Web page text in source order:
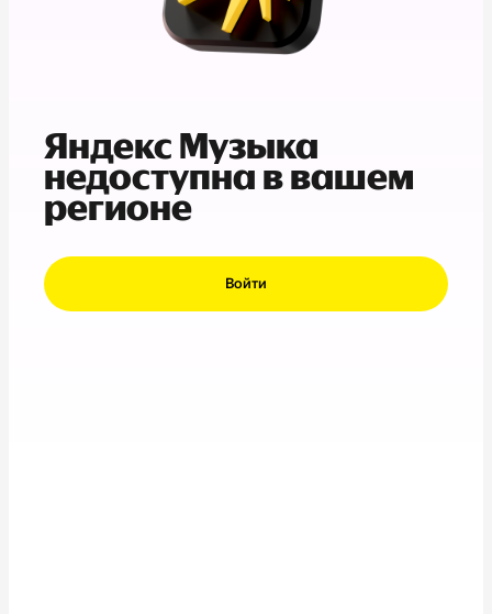
Яндекс Музыка
недоступна в вашем
регионе
Войти